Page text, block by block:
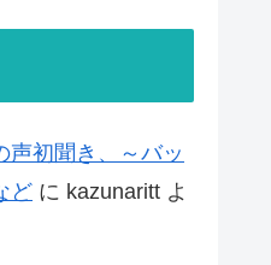
初聞き、～バッ
ど に kazunaritt よ